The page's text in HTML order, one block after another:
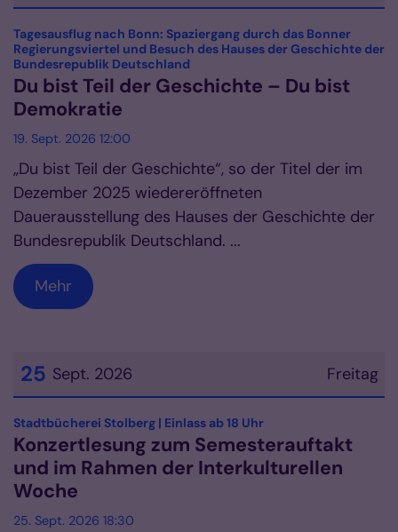
Datum: 19. September 2026
Tagesausflug nach Bonn: Spaziergang durch das Bonner
Regierungsviertel und Besuch des Hauses der Geschichte der
Bundesrepublik Deutschland
Du bist Teil der Geschichte – Du bist
Demokratie
19. Sept. 2026 12:00
„Du bist Teil der Geschichte“, so der Titel der im
Dezember 2025 wiedereröffneten
Dauerausstellung des Hauses der Geschichte der
Bundesrepublik Deutschland. ...
Mehr
Freitag
25 Sept. 2026
Datum: 25. September 2026
Stadtbücherei Stolberg | Einlass ab 18 Uhr:
Konzertlesung zum Semesterauftakt
und im Rahmen der Interkulturellen
Woche
25. Sept. 2026 18:30